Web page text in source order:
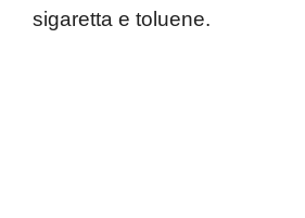
sigaretta e toluene.